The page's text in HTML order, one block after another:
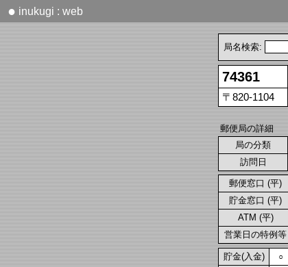
● inukugi : web
局名検索:
74361
〒820-1104
郵便局の詳細
局の分類
訪問日
郵便窓口 (平)
貯金窓口 (平)
ATM (平)
営業日の特例等
貯金(入金) ○